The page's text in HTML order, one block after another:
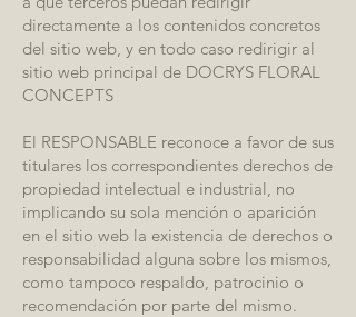
directamente a los contenidos concretos
del sitio web, y en todo caso redirigir al
sitio web principal de DOCRYS FLORAL
CONCEPTS
El RESPONSABLE reconoce a favor de sus
titulares los correspondientes derechos de
propiedad intelectual e industrial, no
implicando su sola mención o aparición
en el sitio web la existencia de derechos o
responsabilidad alguna sobre los mismos,
como tampoco respaldo, patrocinio o
recomendación por parte del mismo.